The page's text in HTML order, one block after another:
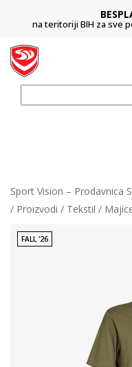
na teritoriji BIH za sve
Sport Vision – Prodavnica
Proizvodi
Tekstil
FALL '26